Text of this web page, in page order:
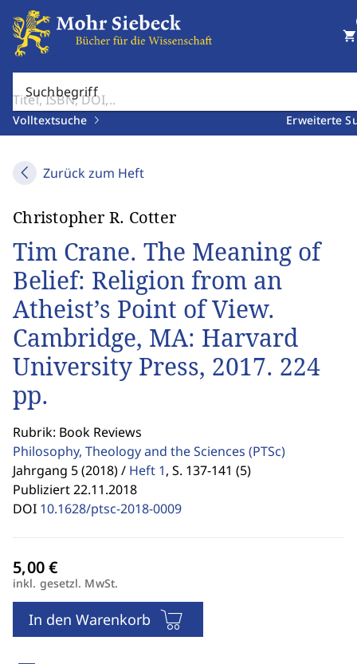
Suchbegriff
Volltextsuche Erweiterte
shopping_cart
Zurück zum Heft
Christopher R. Cotter
Tim Crane. The Meaning of
Belief: Religion from an
Atheist’s Point of View.
Cambridge, MA: Harvard
University Press, 2017. 224
pp.
Rubrik: Book Reviews
Philosophy, Theology and the Sciences (PTSc)
Jahrgang 5 (2018) / Heft 1, S. 137-141 (5)
Publiziert 22.11.2018
DOI 10.1628/ptsc-2018-0009
inkl. gesetzl. MwSt.
In den Warenkorb